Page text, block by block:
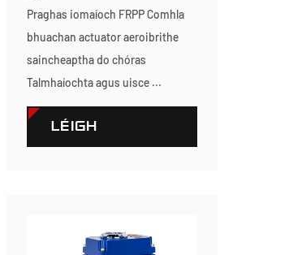
Praghas iomaíoch FRPP Comhla
bhuachan actuator aeroibrithe
saincheaptha do chóras
Talmhaíochta agus uisce ...
LÉIGH